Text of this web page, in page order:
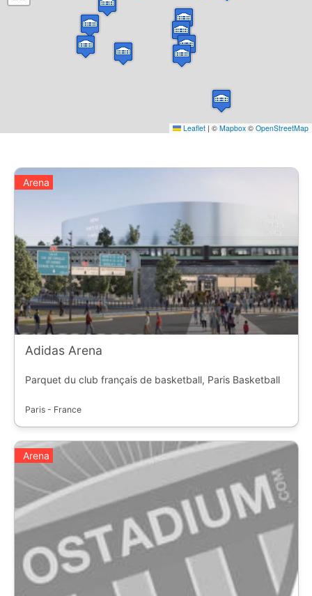
Leaflet | © Mapbox © OpenStreetMap
Arena
Adidas Arena
Parquet du club français de basketball, Paris Basketball
Paris - France
Arena